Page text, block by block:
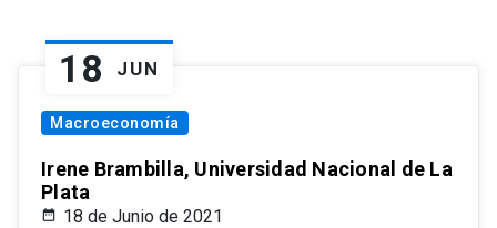
18 JUN
Macroeconomía
Irene Brambilla, Universidad Nacional de La
Plata
18 de Junio de 2021